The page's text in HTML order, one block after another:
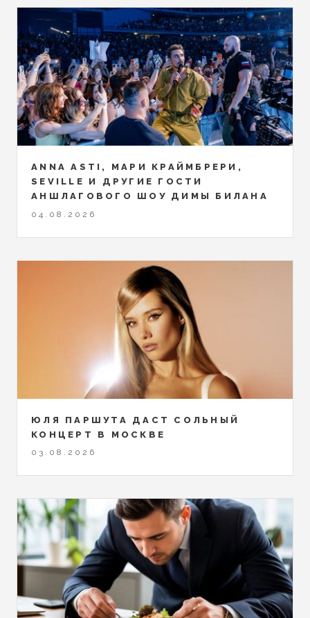
ANNA ASTI, МАРИ КРАЙМБРЕРИ,
SEVILLE И ДРУГИЕ ГОСТИ
АНШЛАГОВОГО ШОУ ДИМЫ БИЛАНА
04.08.2026
ЮЛЯ ПАРШУТА ДАСТ СОЛЬНЫЙ
КОНЦЕРТ В МОСКВЕ
03.08.2026